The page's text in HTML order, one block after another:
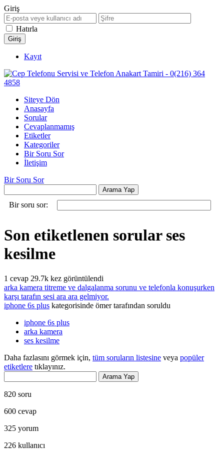
Giriş
Hatırla
Kayıt
Siteye Dön
Anasayfa
Sorular
Cevaplanmamış
Etiketler
Kategoriler
Bir Soru Sor
İletişim
Bir Soru Sor
Bir soru sor:
Son etiketlenen sorular ses
kesilme
1 cevap 29.7k kez görüntülendi
arka kamera titreme ve dalgalanma sorunu ve telefonla konuşurken
karşı tarafın sesi ara ara gelmiyor.
iphone 6s plus kategorisinde ömer tarafından soruldu
iphone 6s plus
arka kamera
ses kesilme
Daha fazlasını görmek için, tüm soruların listesine veya popüler
etiketlere tıklayınız.
820 soru
600 cevap
325 yorum
226 kullanıcı